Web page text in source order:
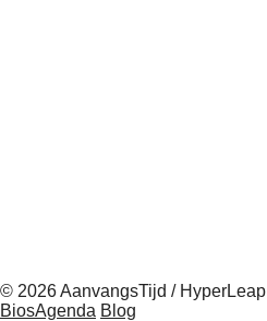
© 2026 AanvangsTijd / HyperLeap
BiosAgenda Blog